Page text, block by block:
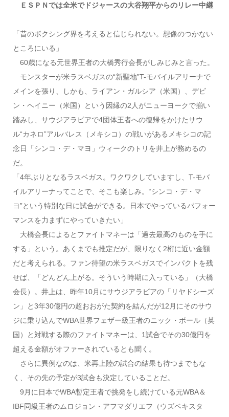
ＥＳＰＮでは全米でドジャースの大谷翔平からのリレー中継
「昔のボクシング界を考えると信じられない。想像のつかない
ところにいる」
60歳になる元世界王者の大橋秀行会長がしみじみと言った。
モンスターが米ラスベガスの“新聖地”T-モバイルアリーナで
メインを張り、しかも、ライアン・ガルシア（米国）、デビ
ン・ヘイニー（米国）という因縁の2人がニューヨークで揃い
踏みし、サウジアラビアで4団体王者への復帰をかけたサウ
ル“カネロ”アルバレス（メキシコ）の戦いがあるメキシコの記
念日「シンコ・デ・マヨ」ウィークのトリを井上が務めるの
だ。
「4年ぶりとなるラスベガス。ワクワクしていますし、T-モバ
イルアリーナってことで、そこも楽しみ。“シンコ・デ・マ
ヨ”という特別な日に試合ができる。日本でやっているパフォー
マンスを力まずにやっていきたい」
大橋会長によるとファイトマネーは「過去最高のものを手に
する」という。あくまでも推定だが、限りなく2桁に近い金額
だと考えられる。ファン待望の米ラスベガスでインパクトを残
せば、「どんどん上がる。そういう時期に入っている」（大橋
会長）。井上は、昨年10月にサウジアラビアの「リヤドシーズ
ン」と3年30億円の超おおがた契約を結んだが12月にそのサウ
ジに乗り込んでWBA世界フェザー級王者のニック・ボール（英
国）と対戦する際のファイトマネーは、1試合でその30億円を
超える金額がオファーされているとも聞く。
さらに異例なのは、米再上陸の試合の結果も待つまでもな
く、その先の予定が3試合も決定していることだ。
9月に日本でWBA暫定王者で挑発をし続けている元WBA＆
IBF同級王者のムロジョン・アフマダリエフ（ウズベキスタ